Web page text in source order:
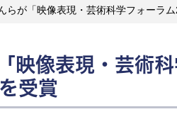
らが「映像表現・芸術科学フォーラ
映像表現・芸術
受賞